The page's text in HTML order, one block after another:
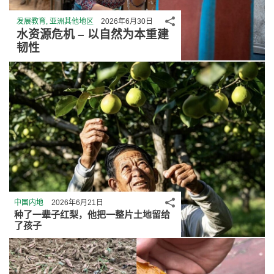
发展教育, 亚洲其他地区 2026年6月30日
水资源危机 – 以自然为本重建
韧性
分享
中国内地 2026年6月21日
种了一辈子红梨，他把一整片土地留给
了孩子
分享